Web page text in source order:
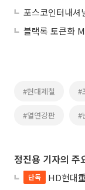
블랙록 토큰화
#현대제철 #
#열연강판 #
정진용 기자의 주
단독
HD현대重,